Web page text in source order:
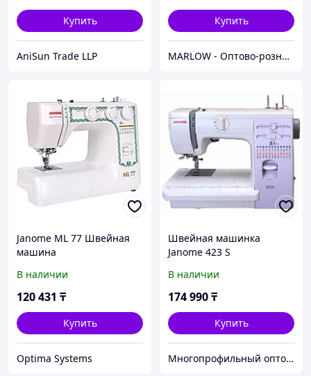
Купить
AniSun Trade LLP
Купить
MARLOW - Оптово-розничный склад.
Janome ML 77 Швейная
машина
В наличии
120 431 ₸
Купить
Optima Systems
Швейная машинка
Janome 423 S
В наличии
174 990₸
Купить
Многопрофильный оптово розничный интернет магазин - G-sea.kz